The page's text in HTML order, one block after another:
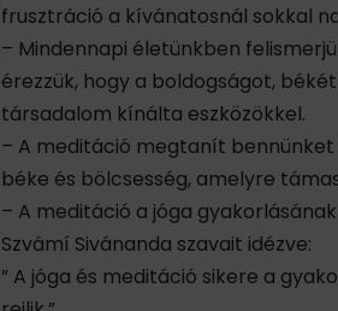
frusztráció a kívánatosnál sokkal
– Mindennapi életünkben
érezzük, hogy a boldogságot,
társadalom kínálta eszközökkel.
– A meditáció megtanít bennünket
béke és bölcsesség, amelyre
– A meditáció a jóga
Szvámí Sivánanda szavait idézve:
” A jóga és meditáció sikere a